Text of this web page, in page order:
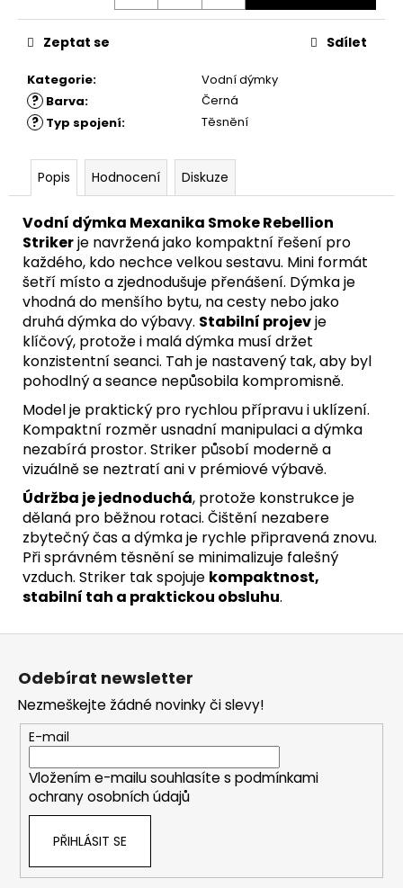
Kategorie: Vodní dýmky
? Barva: Černá
? Typ spojení: Těsnění
Zeptat se Sdílet
Popis Hodnocení Diskuze
Vodní dýmka Mexanika Smoke Rebellion
Strikerje navržená jako kompaktní řešení pro
každého, kdo nechce velkou sestavu. Mini formát
šetří místo a zjednodušuje přenášení. Dýmka je
vhodná do menšího bytu, na cesty nebo jako
druhá dýmka do výbavy. Stabilní projevje
klíčový, protože i malá dýmka musí držet
konzistentní seanci. Tah je nastavený tak, aby byl
pohodlný a seance nepůsobila kompromisně.
Model je praktický pro rychlou přípravu i uklízení.
Kompaktní rozměr usnadní manipulaci a dýmka
nezabírá prostor. Striker působí moderně a
vizuálně se neztratí ani v prémiové výbavě.
Údržba je jednoduchá, protože konstrukce je
dělaná pro běžnou rotaci. Čištění nezabere
zbytečný čas a dýmka je rychle připravená znovu.
Při správném těsnění se minimalizuje falešný
vzduch. Striker tak spojuje kompaktnost,
stabilní tah a praktickou obsluhu.
Odebírat newsletter
Nezmeškejte žádné novinky či slevy!
E-mail
Vložením e-mailu souhlasíte s podmínkami
ochrany osobních údajů
PŘIHLÁSIT SE